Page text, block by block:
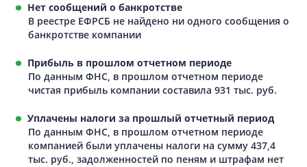
Нет сообщений о банкротстве
В реестре ЕФРСБ не найдено ни одного сообщения о
банкротстве компании
Прибыль в прошлом отчетном периоде
По данным ФНС, в прошлом отчетном периоде
чистая прибыль компании составила 931 тыс. руб.
Уплачены налоги за прошлый отчетный период
По данным ФНС, в прошлом отчетном периоде
компанией были уплачены налоги на сумму 437,4
тыс. руб., задолженностей по пеням и штрафам нет